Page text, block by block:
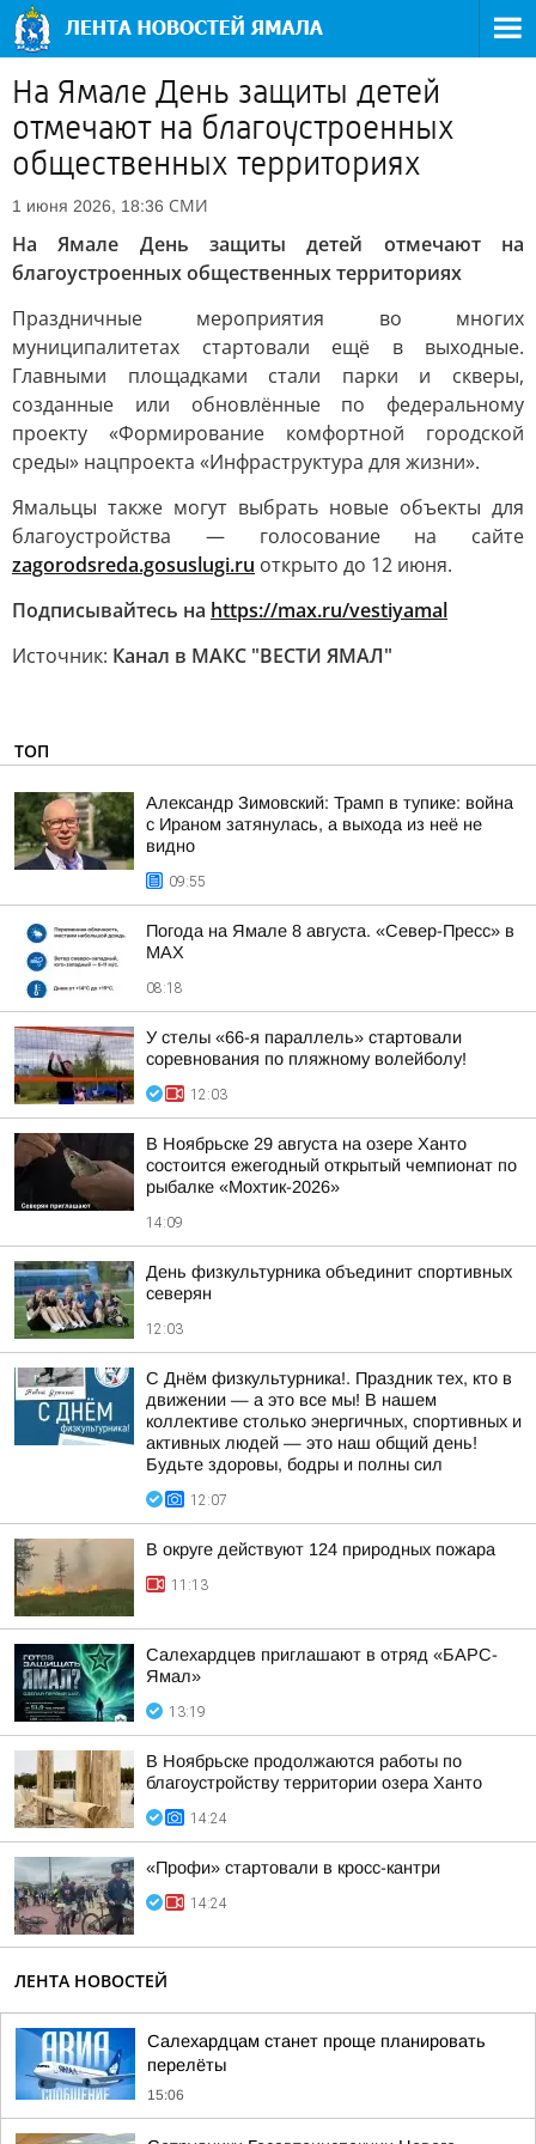
На Ямале День защиты детей
отмечают на благоустроенных
общественных территориях
1 июня 2026, 18:36 СМИ
На Ямале День защиты детей отмечают на
благоустроенных общественных территориях
Праздничные мероприятия во многих
муниципалитетах стартовали ещё в выходные.
Главными площадками стали парки и скверы,
созданные или обновлённые по федеральному
проекту «Формирование комфортной городской
среды» нацпроекта «Инфраструктура для жизни».
Ямальцы также могут выбрать новые объекты для
благоустройства — голосование на сайте
zagorodsreda.gosuslugi.ru открыто до 12 июня.
Подписывайтесь на https://max.ru/vestiyamal
Источник: Канал в МАКС "ВЕСТИ ЯМАЛ"
ТОП
Александр Зимовский: Трамп в тупике: война
с Ираном затянулась, а выхода из неё не
видно
09:55
Погода на Ямале 8 августа. «Север-Пресс» в
MAX
08:18
У стелы «66-я параллель» стартовали
соревнования по пляжному волейболу!
12:03
В Ноябрьске 29 августа на озере Ханто
состоится ежегодный открытый чемпионат по
рыбалке «Мохтик-2026»
14:09
День физкультурника объединит спортивных
северян
12:03
С Днём физкультурника!. Праздник тех, кто в
движении — а это все мы! В нашем
коллективе столько энергичных, спортивных и
активных людей — это наш общий день!
Будьте здоровы, бодры и полны сил
12:07
В округе действуют 124 природных пожара
11:13
Салехардцев приглашают в отряд «БАРС-
Ямал»
13:19
В Ноябрьске продолжаются работы по
благоустройству территории озера Ханто
14:24
«Профи» стартовали в кросс-кантри
14:24
ЛЕНТА НОВОСТЕЙ
Салехардцам станет проще планировать
перелёты
15:06